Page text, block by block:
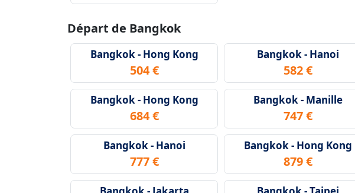
Départ de Bangkok
Bangkok - Hong Kong
504 €
Bangkok - Hanoi
582 €
Bangkok - Hong Kong
684 €
Bangkok - Manille
747 €
Bangkok - Hanoi
777 €
Bangkok - Hong Kong
879 €